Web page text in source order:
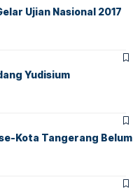
Ujian Nasional 2017
Yudisium
Kota Tangerang Belum